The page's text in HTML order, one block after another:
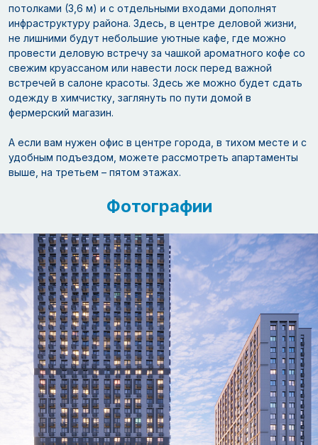
потолками (3,6 м) и с отдельными входами дополнят
инфраструктуру района. Здесь, в центре деловой жизни,
не лишними будут небольшие уютные кафе, где можно
провести деловую встречу за чашкой ароматного кофе со
свежим круассаном или навести лоск перед важной
встречей в салоне красоты. Здесь же можно будет сдать
одежду в химчистку, заглянуть по пути домой в
фермерский магазин.
А если вам нужен офис в центре города, в тихом месте и с
удобным подъездом, можете рассмотреть апартаменты
выше, на третьем – пятом этажах.
Фотографии